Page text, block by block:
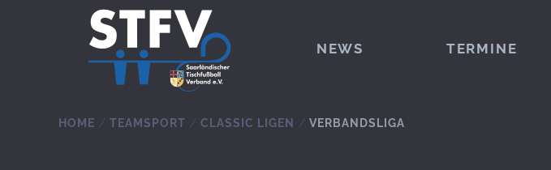
Zum Hauptinhalt springen
NEWS TERMINE
HOME TEAMSPORT CLASSIC LIGEN VERBANDSLIGA